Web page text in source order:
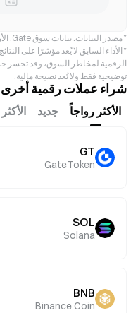
* مصدر البيانات: بيانات سوق Gate. الأرقام تقريبية ويتم تحديثها بشكل دوري.
* الأداء السابق لا يُعد مؤشرًا على
الرقمية لمخاطر السوق، وقد تخسر
توضيحية فقط ولا تُعد نصيحة مالية.
شراء عملات رقمية أخرى
الأكثر رواجاً جديد
GT
GateToken
SOL
Solana
BNB
Binance Coin